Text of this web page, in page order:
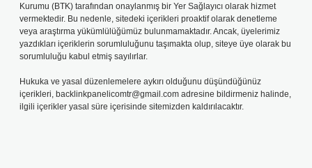
Kurumu (BTK) tarafından onaylanmış bir Yer Sağlayıcı olarak hizmet
vermektedir. Bu nedenle, sitedeki içerikleri proaktif olarak denetleme
veya araştırma yükümlülüğümüz bulunmamaktadır. Ancak, üyelerimiz
yazdıkları içeriklerin sorumluluğunu taşımakta olup, siteye üye olarak bu
sorumluluğu kabul etmiş sayılırlar.
Hukuka ve yasal düzenlemelere aykırı olduğunu düşündüğünüz
içerikleri, backlinkpanelicomtr@gmail.com adresine bildirmeniz halinde,
ilgili içerikler yasal süre içerisinde sitemizden kaldırılacaktır.